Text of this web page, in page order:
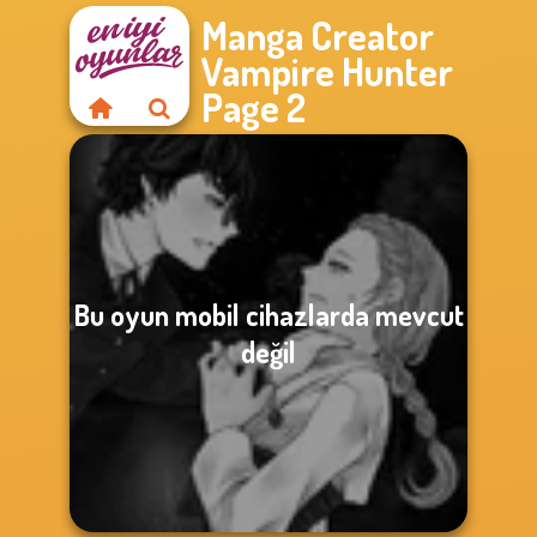
Manga Creator
Vampire Hunter
Page 2
Bu oyun mobil cihazlarda mevcut
değil